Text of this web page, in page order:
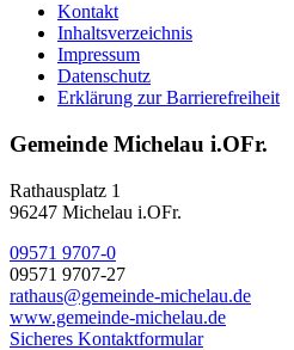
Kontakt
Inhaltsverzeichnis
Impressum
Datenschutz
Erklärung zur Barrierefreiheit
Gemeinde Michelau i.OFr.
Rathausplatz 1
96247 Michelau i.OFr.
09571 9707-0
09571 9707-27
rathaus@gemeinde-michelau.de
www.gemeinde-michelau.de
Sicheres Kontaktformular